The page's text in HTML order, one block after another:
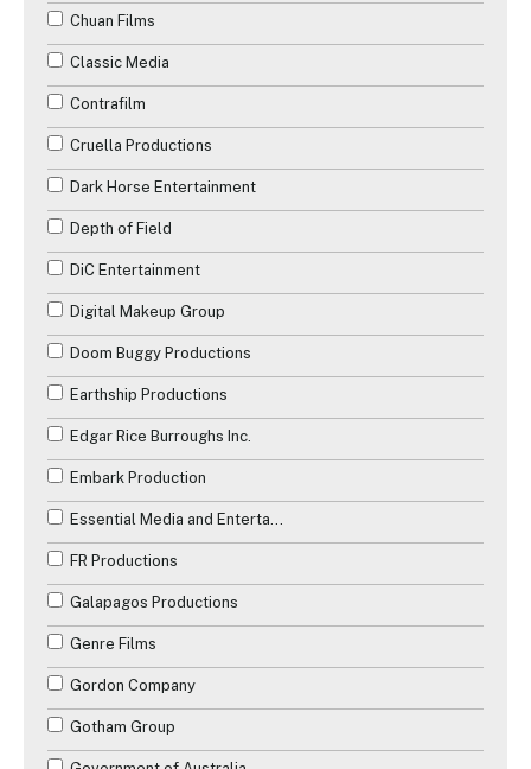
Chuan Films
Classic Media
Contrafilm
Cruella Productions
Dark Horse Entertainment
Depth of Field
DiC Entertainment
Digital Makeup Group
Doom Buggy Productions
Earthship Productions
Edgar Rice Burroughs Inc.
Embark Production
Essential Media and Entertainment
FR Productions
Galapagos Productions
Genre Films
Gordon Company
Gotham Group
✕